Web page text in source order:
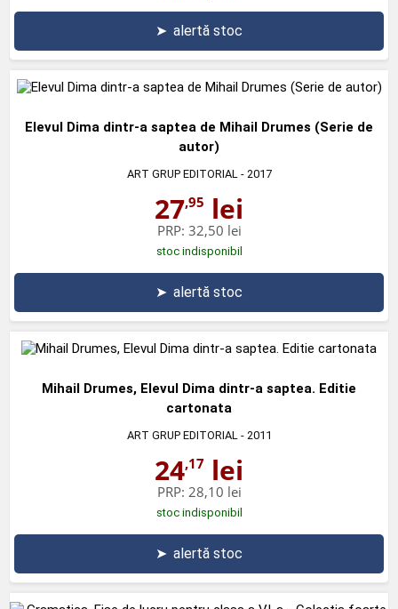
➤ alertă stoc
Elevul Dima dintr-a saptea de Mihail Drumes (Serie de
autor)
ART GRUP EDITORIAL - 2017
27,95 lei
PRP: 32,50 lei
stoc indisponibil
➤ alertă stoc
Mihail Drumes, Elevul Dima dintr-a saptea. Editie
cartonata
ART GRUP EDITORIAL - 2011
24,17 lei
PRP: 28,10 lei
stoc indisponibil
➤ alertă stoc